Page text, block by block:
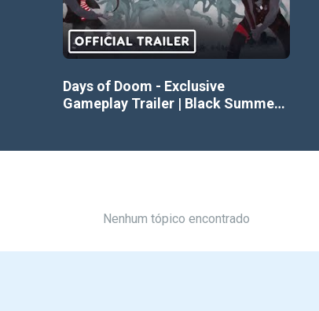
Days of Doom - Exclusive
Gameplay Trailer | Black Summer
Nenhum tópico encontrado